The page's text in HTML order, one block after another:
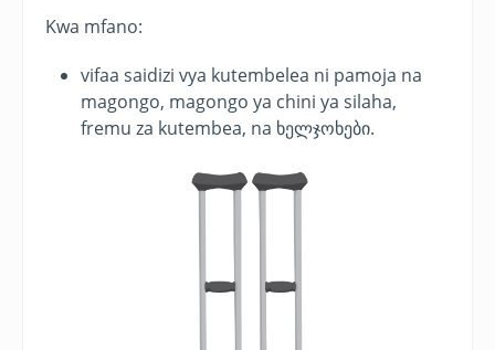
Kwa mfano:
vifaa saidizi vya kutembelea ni pamoja na
magongo, magongo ya chini ya silaha,
fremu za kutembea, na ხელჯოხები.